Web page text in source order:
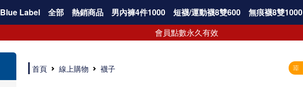
Blue Label 全部 熱銷商品 男內褲4件1000 短襪/運動襪8雙600 無痕襪8雙1000
會員點數永久有效
如何挑選高品質的短襪？注重品質的三花短襪，特選高級優質棉料，保持雙腳透氣不悶熱。襪子具有良好的透氣性，自然讓腳不悶臭，讓您每天穿得健康、舒適。好襪子陪你走更遠！
品質優零負擔，全家人都適合的好襪子在三花!長輩、久坐辦公室最適合無鬆緊帶襪子、運動跑步打球雙層毛巾底短襪保護最有力，日常休閒短襪穿搭簡易最省時。耐洗耐穿超省錢!
三花襪子嚴選優質棉料，吸汗透氣、乾爽舒適，不易滑動。作為日常必備的襪子，其符合人體工學與時尚設計，令人穿上即感舒適。三花50年來專注改良，以精湛工藝打造超乎想像的舒適體驗。追求美感與實用兼備的您，絕對不能錯過三花襪子，即刻入手，體驗潮流與舒適的完美結合。
"最近一批襪子都相繼損壞，所以又到了採購新襪子的時間了！剛好又是換季，可以買適合當季的襪子，增添一些生活的小確幸。我通常一次會買6-8雙襪子，然後整批襪子幾乎會在差不多的時間陣亡，再換下一批。這種一年大概買兩次的習慣，讓6-8雙短襪輪流穿半年，不會太浪費，也避免穿著鬆垮的襪子很糗。 每次換襪子時，我都會嘗試一個新品牌來試試看。這次我選了已有50多年歷史的老牌子——三花。可能有人會問，三花襪子這麼有名，為何現在才選？其實我一直知道這品牌，但過去對他們家的產品印象是主要賣給男生的中筒襪，因此未曾購買。最近在捷運和網站上頻繁看到三花的廣告，便上網探究了一下。驚喜發現，他們家竟然也推出了很多適合女生穿的短襪，而且款式很漂亮，不再僅僅針對中年男性。 這次我訂了8雙襪子，總共500元，一雙平均只要62元（短襪價格依官網為主），真的很划算。而且，他們的物流速度超快，官網下單後隔天襪子就到貨了，這點我特別喜歡。收到襪子後，我還特地將它們一字排開，場面也蠻壯觀的。我訂了素色短襪、條紋短襪和撞色運動短襪，還為我老公買了一雙紳士襪。為了迎接夏天的到來，也幫他準備些薄襪子，畢竟穿皮鞋搭配厚重的運動襪真的不太合適。 這次的嘗試中，最讓我驚艷的是運動短襪。雙層毛巾底的設計，一開始以為會太厚，但實際穿上後發現這款襪子的吸震效果不輸其他運動品牌，吸濕性也非常強。我特意用水滴試驗，結果也很滿意。運動短襪的關鍵就是吸汗和吸震，這樣能讓整個運動過程不黏膩，並有效減少腳與鞋子的摩擦，避免脫跟的情況發生，增添了運動的舒適感。 此外，對於孩子來說，這款運動短襪的耐用性也讓我很滿意。其他品牌的襪子大概只能撐2個月，但看來這次的三花短襪應該能撐3個月以上，使用壽命更長，是一位媽媽的好幫手，既省錢又減少購買頻率。 至於我老公，最初覺得穿薄襪搭配皮鞋不太舒服，但後來漸漸習慣並喜歡上薄襪的輕盈感。畢竟太厚的襪子會改變皮鞋的形狀。三花的無鬆緊帶設計對久坐辦公的他來說，解決了腿部血液循環不良的問題，減少了勒痕，襪子脫下後也不再長時間地感到不適，這讓我們都很滿意。 總體來說，這次三花短襪的體驗還算不錯，無脫跟問題，且吸震和吸汗效果顯著。老公和孩子的襪子選擇也都很成功。未來我會再觀察這些襪子的耐用性，再決定是否回購。當下來看，三花是個值得推薦的品牌。
首頁 線上購物 襪子